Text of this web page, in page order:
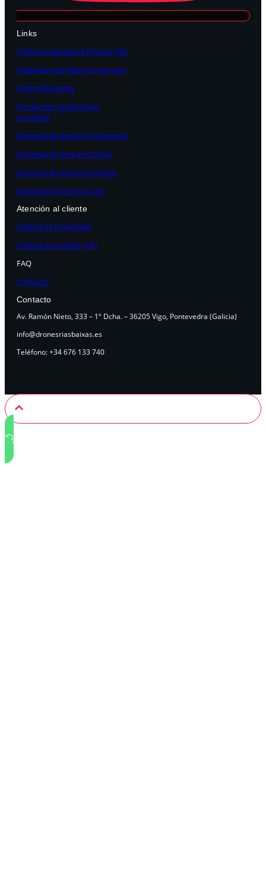
Links
Agencia Operadora Drones Vigo
Grabación de vídeo con drones
Fotografía aérea
Producción audiovisual
completa
Empresa drones en Pontevedra
Empresa drones en Coruña
Empresa drones en Ourense
Empresa drones en Lugo
Atención al cliente
Política de privacidad
Política de cookies (UE)
FAQ
Contacto
Contacto
Av. Ramón Nieto, 333 – 1º Dcha. – 36205 Vigo, Pontevedra (Galicia)
info@dronesriasbaixas.es
Teléfono: +34 676 133 740